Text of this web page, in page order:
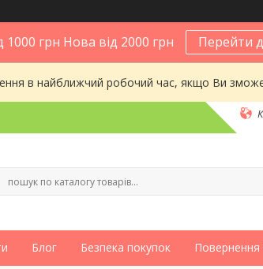
грн Нова від 2000 грн Перейти
в найближчий робочий час, якщо Ви
Блог Безпека покупок Повернення